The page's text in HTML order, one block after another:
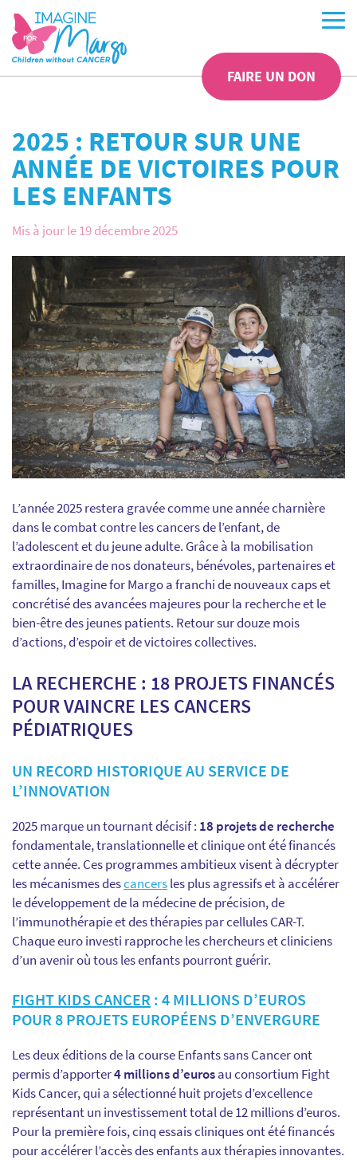
FAIRE UN DON
2025 : RETOUR SUR UNE
ANNÉE DE VICTOIRES POUR
LES ENFANTS
Mis à jour le 19 décembre 2025
L’année 2025 restera gravée comme une année charnière
dans le combat contre les cancers de l’enfant, de
l’adolescent et du jeune adulte. Grâce à la mobilisation
extraordinaire de nos donateurs, bénévoles, partenaires et
familles, Imagine for Margo a franchi de nouveaux caps et
concrétisé des avancées majeures pour la recherche et le
bien-être des jeunes patients. Retour sur douze mois
d’actions, d’espoir et de victoires collectives.
LA RECHERCHE : 18 PROJETS FINANCÉS
POUR VAINCRE LES CANCERS
PÉDIATRIQUES
UN RECORD HISTORIQUE AU SERVICE DE
L’INNOVATION
2025 marque un tournant décisif : 18 projets de recherche
fondamentale, translationnelle et clinique ont été financés
cette année. Ces programmes ambitieux visent à décrypter
les mécanismes descancersles plus agressifs et à accélérer
le développement de la médecine de précision, de
l’immunothérapie et des thérapies par cellules CAR-T.
Chaque euro investi rapproche les chercheurs et cliniciens
d’un avenir où tous les enfants pourront guérir.
FIGHT KIDS CANCER : 4 MILLIONS D’EUROS
POUR 8 PROJETS EUROPÉENS D’ENVERGURE
Les deux éditions de la course Enfants sans Cancer ont
permis d’apporter4 millions d’eurosau consortium Fight
Kids Cancer, qui a sélectionné huit projets d’excellence
représentant un investissement total de 12 millions d’euros.
Pour la première fois, cinq essais cliniques ont été financés
pour accélérer l’accès des enfants aux thérapies innovantes.